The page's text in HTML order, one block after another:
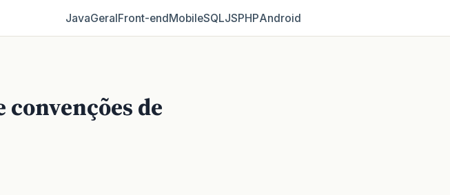
JavaGeralFront‑endMobileSQLJSPHPAndroid
de